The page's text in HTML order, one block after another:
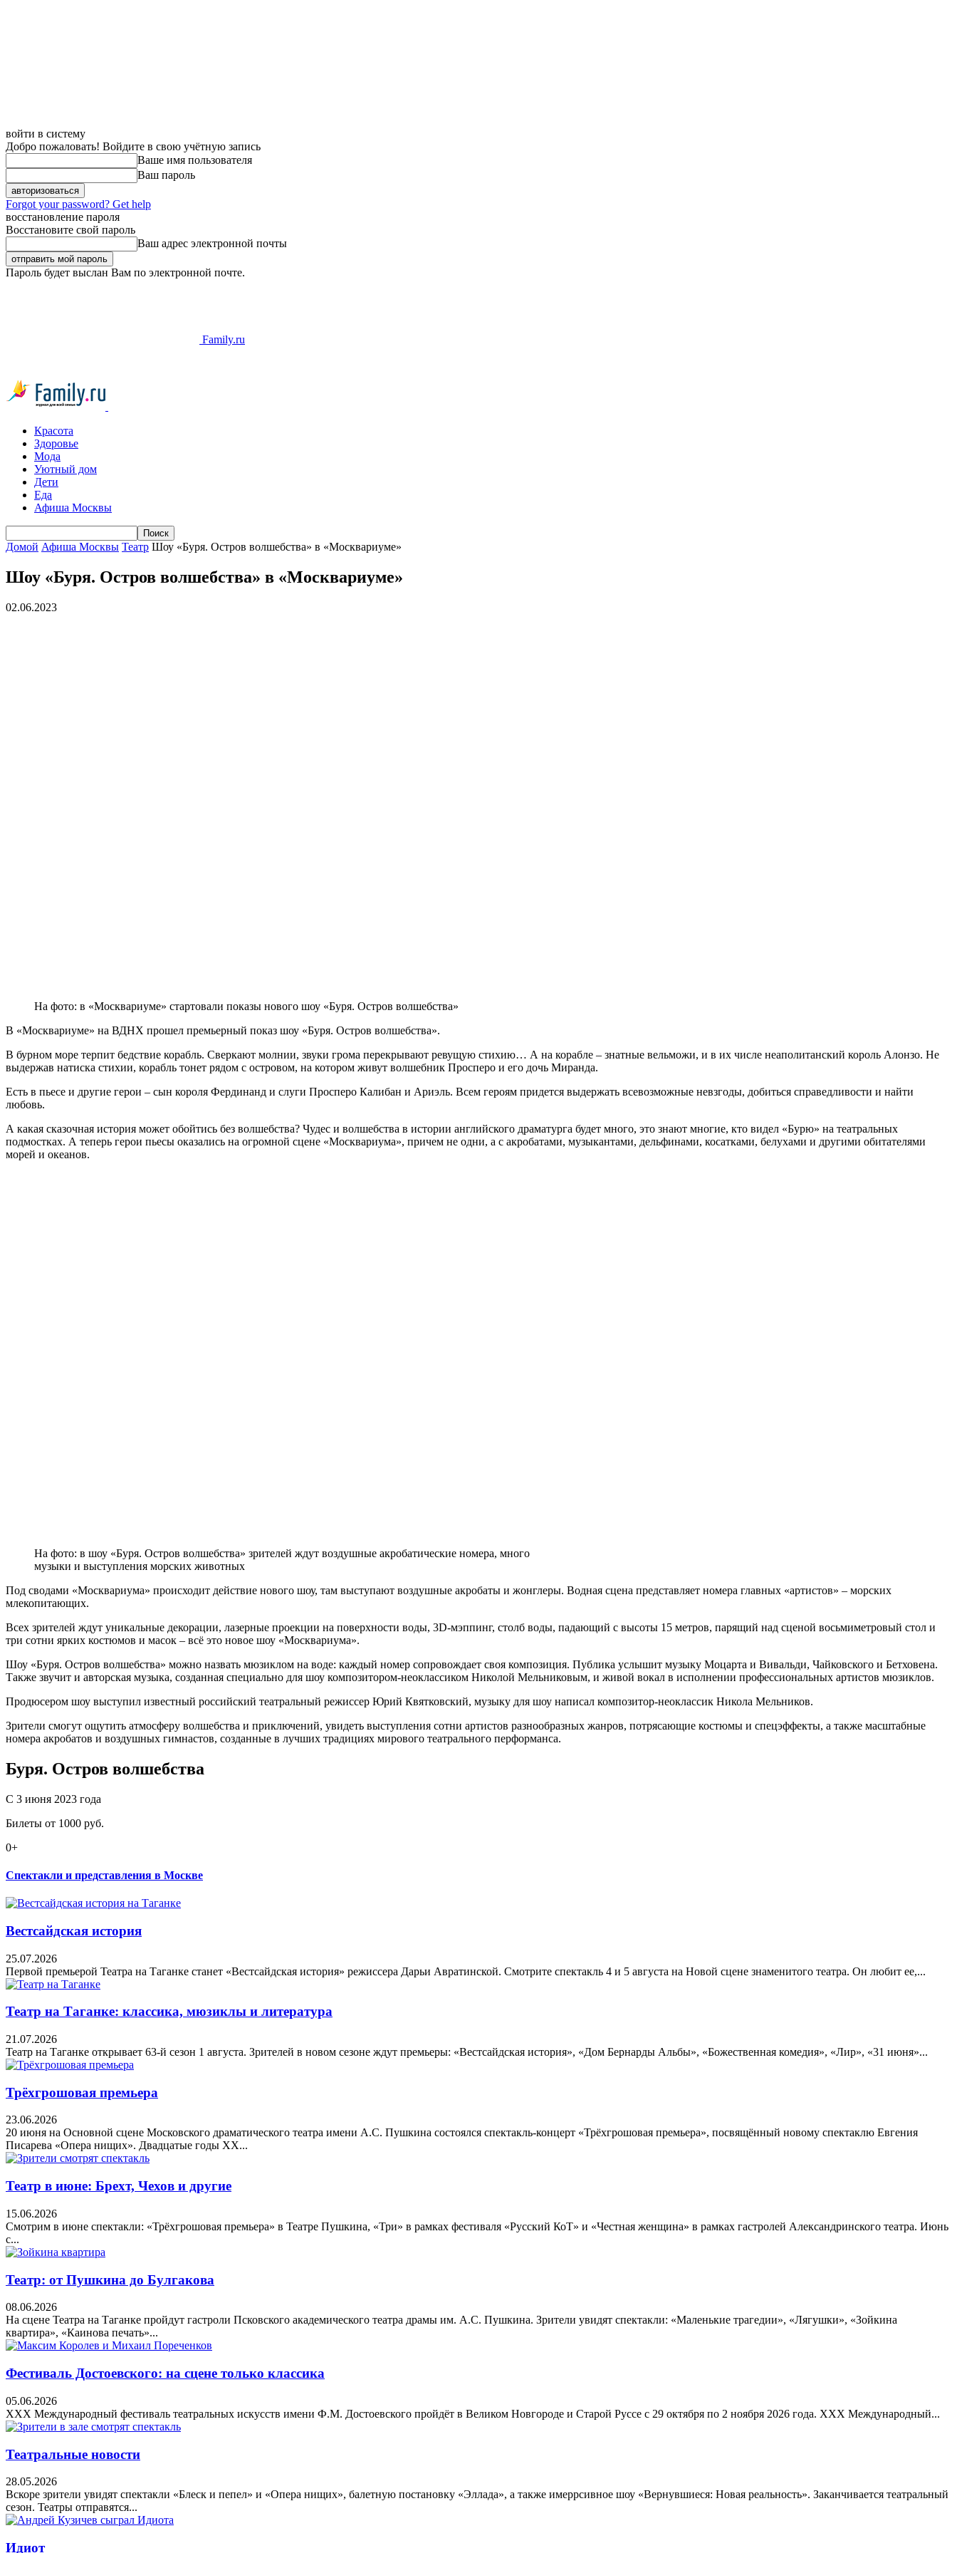
войти в систему
Добро пожаловать! Войдите в свою учётную запись
Ваше имя пользователя
Ваш пароль
Forgot your password? Get help
восстановление пароля
Восстановите свой пароль
Ваш адрес электронной почты
Пароль будет выслан Вам по электронной почте.
Family.ru
Красота
Здоровье
Мода
Уютный дом
Дети
Еда
Афиша Москвы
Домой Афиша Москвы Театр Шоу «Буря. Остров волшебства» в «Москвариуме»
Шоу «Буря. Остров волшебства» в «Москвариуме»
02.06.2023
На фото: в «Москвариуме» стартовали показы нового шоу «Буря. Остров волшебства»
В «Москвариуме» на ВДНХ прошел премьерный показ шоу «Буря. Остров волшебства».
В бурном море терпит бедствие корабль. Сверкают молнии, звуки грома перекрывают ревущую стихию… А на корабле – знатные вельможи, и в их числе неаполитанский король Алонзо. Не
выдержав натиска стихии, корабль тонет рядом с островом, на котором живут волшебник Просперо и его дочь Миранда.
Есть в пьесе и другие герои – сын короля Фердинанд и слуги Просперо Калибан и Ариэль. Всем героям придется выдержать всевозможные невзгоды, добиться справедливости и найти
любовь.
А какая сказочная история может обойтись без волшебства? Чудес и волшебства в истории английского драматурга будет много, это знают многие, кто видел «Бурю» на театральных
подмостках. А теперь герои пьесы оказались на огромной сцене «Москвариума», причем не одни, а с акробатами, музыкантами, дельфинами, косатками, белухами и другими обитателями
морей и океанов.
На фото: в шоу «Буря. Остров волшебства» зрителей ждут воздушные акробатические номера, много
музыки и выступления морских животных
Под сводами «Москвариума» происходит действие нового шоу, там выступают воздушные акробаты и жонглеры. Водная сцена представляет номера главных «артистов» – морских
млекопитающих.
Всех зрителей ждут уникальные декорации, лазерные проекции на поверхности воды, 3D-мэппинг, столб воды, падающий с высоты 15 метров, парящий над сценой восьмиметровый стол и
три сотни ярких костюмов и масок – всё это новое шоу «Москвариума».
Шоу «Буря. Остров волшебства» можно назвать мюзиклом на воде: каждый номер сопровождает своя композиция. Публика услышит музыку Моцарта и Вивальди, Чайковского и Бетховена.
Также звучит и авторская музыка, созданная специально для шоу композитором-неоклассиком Николой Мельниковым, и живой вокал в исполнении профессиональных артистов мюзиклов.
Продюсером шоу выступил известный российский театральный режиссер Юрий Квятковский, музыку для шоу написал композитор-неоклассик Никола Мельников.
Зрители смогут ощутить атмосферу волшебства и приключений, увидеть выступления сотни артистов разнообразных жанров, потрясающие костюмы и спецэффекты, а также масштабные
номера акробатов и воздушных гимнастов, созданные в лучших традициях мирового театрального перформанса.
Буря. Остров волшебства
С 3 июня 2023 года
Билеты от 1000 руб.
0+
Спектакли и представления в Москве
Вестсайдская история
25.07.2026
Первой премьерой Театра на Таганке станет «Вестсайдская история» режиссера Дарьи Авратинской. Смотрите спектакль 4 и 5 августа на Новой сцене знаменитого театра. Он любит ее,...
Театр на Таганке: классика, мюзиклы и литература
21.07.2026
Театр на Таганке открывает 63-й сезон 1 августа. Зрителей в новом сезоне ждут премьеры: «Вестсайдская история», «Дом Бернарды Альбы», «Божественная комедия», «Лир», «31 июня»...
Трёхгрошовая премьера
23.06.2026
20 июня на Основной сцене Московского драматического театра имени А.С. Пушкина состоялся спектакль-концерт «Трёхгрошовая премьера», посвящённый новому спектаклю Евгения
Писарева «Опера нищих». Двадцатые годы XX...
Театр в июне: Брехт, Чехов и другие
15.06.2026
Смотрим в июне спектакли: «Трёхгрошовая премьера» в Театре Пушкина, «Три» в рамках фестиваля «Русский КоТ» и «Честная женщина» в рамках гастролей Александринского театра. Июнь
с...
Театр: от Пушкина до Булгакова
08.06.2026
На сцене Театра на Таганке пройдут гастроли Псковского академического театра драмы им. А.С. Пушкина. Зрители увидят спектакли: «Маленькие трагедии», «Лягушки», «Зойкина
квартира», «Каинова печать»...
Фестиваль Достоевского: на сцене только классика
05.06.2026
XXX Международный фестиваль театральных искусств имени Ф.М. Достоевского пройдёт в Великом Новгороде и Старой Руссе с 29 октября по 2 ноября 2026 года. XXX Международный...
Театральные новости
28.05.2026
Вскоре зрители увидят спектакли «Блеск и пепел» и «Опера нищих», балетную постановку «Эллада», а также имеррсивное шоу «Вернувшиеся: Новая реальность». Заканчивается театральный
сезон. Театры отправятся...
Идиот